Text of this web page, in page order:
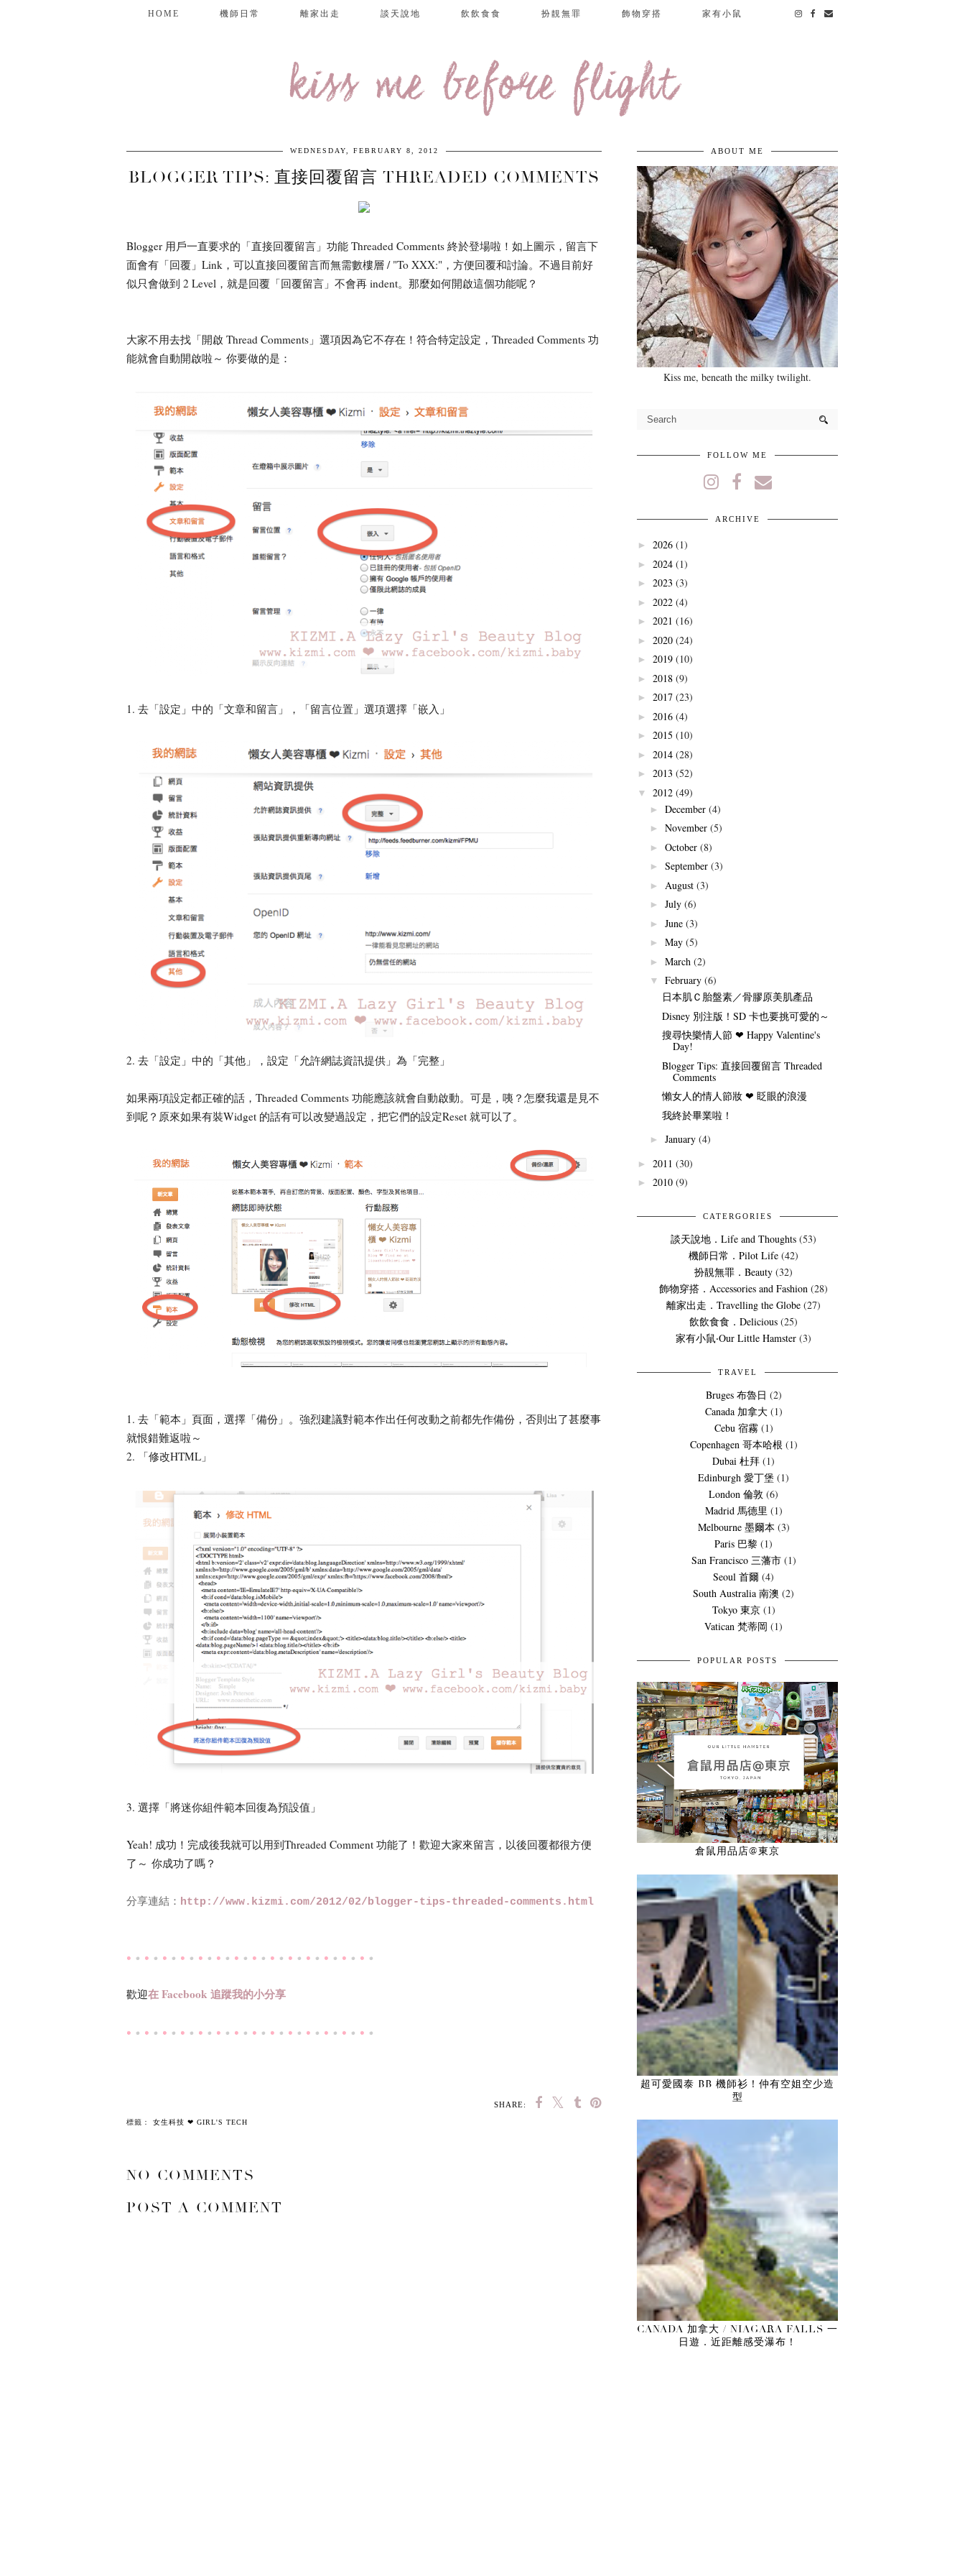
HOME 機師日常 離家出走 談天說地 飲飲食食 扮靚無罪 飾物穿搭 家有小鼠
kiss me before flight
WEDNESDAY, FEBRUARY 8, 2012
BLOGGER TIPS: 直接回覆留言 THREADED COMMENTS
Blogger 用戶一直要求的「直接回覆留言」功能 Threaded Comments 終於登場啦！如上圖示，留言下
面會有「回覆」Link，可以直接回覆留言而無需數樓層 / "To XXX:"，方便回覆和討論。不過目前好
似只會做到 2 Level，就是回覆「回覆留言」不會再 indent。那麼如何開啟這個功能呢？
大家不用去找「開啟 Thread Comments」選項因為它不存在！符合特定設定，Threaded Comments 功
能就會自動開啟啦～ 你要做的是：
1. 去「設定」中的「文章和留言」，「留言位置」選項選擇「嵌入」
2. 去「設定」中的「其他」，設定「允許網誌資訊提供」為「完整」
如果兩項設定都正確的話，Threaded Comments 功能應該就會自動啟動。可是，咦？怎麼我還是見不
到呢？原來如果有裝Widget 的話有可以改變過設定，把它們的設定Reset 就可以了。
1. 去「範本」頁面，選擇「備份」。強烈建議對範本作出任何改動之前都先作備份，否則出了甚麼事
就恨錯難返啦～
2. 「修改HTML」
3. 選擇「將迷你組件範本回復為預設值」
Yeah! 成功！完成後我就可以用到Threaded Comment 功能了！歡迎大家來留言，以後回覆都很方便
了～ 你成功了嗎？
分享連結： http://www.kizmi.com/2012/02/blogger-tips-threaded-comments.html
歡迎在Facebook 追蹤我的小分享
SHARE:
標籤： 女生科技 ❤ GIRL'S TECH
NO COMMENTS
POST A COMMENT
ABOUT ME
Kiss me, beneath the milky twilight.
FOLLOW ME
ARCHIVE
► 2026 (1)
► 2024 (1)
► 2023 (3)
► 2022 (4)
► 2021 (16)
► 2020 (24)
► 2019 (10)
► 2018 (9)
► 2017 (23)
► 2016 (4)
► 2015 (10)
► 2014 (28)
► 2013 (52)
▼ 2012 (49)
► December (4)
► November (5)
► October (8)
► September (3)
► August (3)
► July (6)
► June (3)
► May (5)
► March (2)
▼ February (6)
日本肌Ｃ胎盤素／骨膠原美肌產品
Disney 別注版！SD 卡也要挑可愛的～
搜尋快樂情人節 ❤ Happy Valentine's
Day!
Blogger Tips: 直接回覆留言 Threaded
Comments
懶女人的情人節妝 ❤ 眨眼的浪漫
我終於畢業啦！
► January (4)
► 2011 (30)
► 2010 (9)
CATERGORIES
談天說地．Life and Thoughts (53)
機師日常．Pilot Life (42)
扮靚無罪．Beauty (32)
飾物穿搭．Accessories and Fashion (28)
離家出走．Travelling the Globe (27)
飲飲食食．Delicious (25)
家有小鼠‧Our Little Hamster (3)
TRAVEL
Bruges 布魯日 (2)
Canada 加拿大 (1)
Cebu 宿霧 (1)
Copenhagen 哥本哈根 (1)
Dubai 杜拜 (1)
Edinburgh 愛丁堡 (1)
London 倫敦 (6)
Madrid 馬德里 (1)
Melbourne 墨爾本 (3)
Paris 巴黎 (1)
San Francisco 三藩市 (1)
Seoul 首爾 (4)
South Australia 南澳 (2)
Tokyo 東京 (1)
Vatican 梵蒂岡 (1)
POPULAR POSTS
倉鼠用品店@東京
超可愛國泰 BB 機師衫！仲有空姐空少造
型
CANADA 加拿大 / NIAGARA FALLS 一
日遊．近距離感受瀑布！